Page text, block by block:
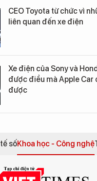
CEO Toyota từ chức vì
liên quan đến xe điện
Xe điện của Sony và
được điều mà Apple Car
được
sốKhoa học - Công nghệ